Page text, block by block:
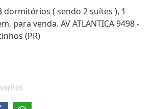
dormitórios ( sendo 2 suítes ), 1
para venda. AV ATLANTICA 9498 -
(PR)